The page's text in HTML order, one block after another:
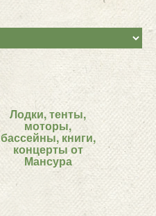
Лодки, тенты,
моторы,
бассейны, книги,
концерты от
Мансура